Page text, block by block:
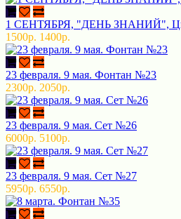
1 СЕНТЯБРЯ, "ДЕНЬ ЗНАНИЙ",
1500р. 1400р.
23 февраля. 9 мая. Фонтан №23
2300р. 2050р.
23 февраля. 9 мая. Сет №26
6000р. 5100р.
23 февраля. 9 мая. Сет №27
5950р. 6550р.